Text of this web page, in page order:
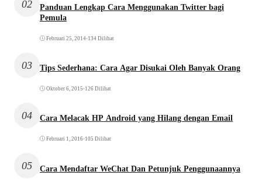
02
Panduan Lengkap Cara Menggunakan Twitter bagi
Pemula
Februari 25, 2014•134 Dilihat
03 Tips Sederhana: Cara Agar Disukai Oleh Banyak Orang
Oktober 6, 2015 •126 Dilihat
04 Cara Melacak HP Android yang Hilang dengan Email
Februari 1, 2016•105 Dilihat
05 Cara Mendaftar WeChat Dan Petunjuk Penggunaannya